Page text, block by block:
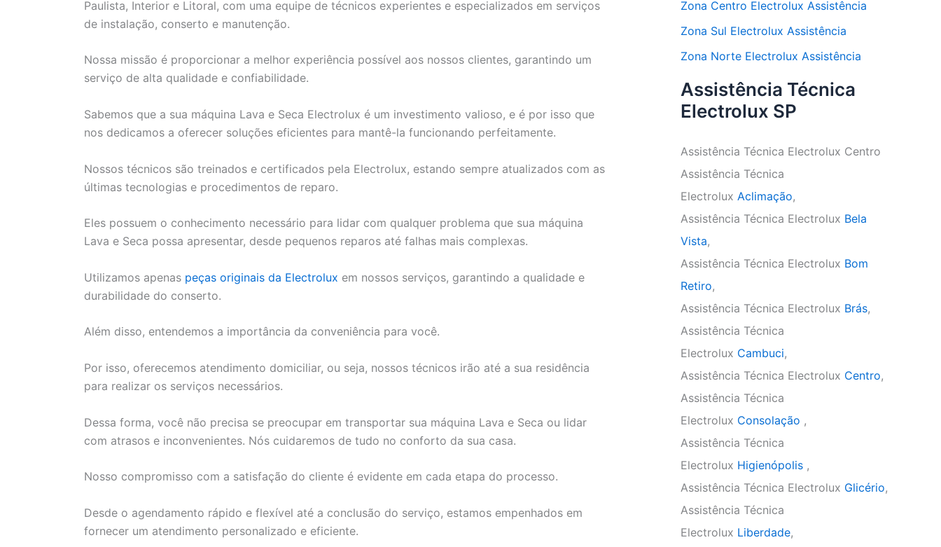
Paulista, Interior e Litoral, com uma equipe de técnicos experientes e especializados em serviços
de instalação, conserto e manutenção.
Nossa missão é proporcionar a melhor experiência possível aos nossos clientes, garantindo um
serviço de alta qualidade e confiabilidade.
Sabemos que a sua máquina Lava e Seca Electrolux é um investimento valioso, e é por isso que
nos dedicamos a oferecer soluções eficientes para mantê-la funcionando perfeitamente.
Nossos técnicos são treinados e certificados pela Electrolux, estando sempre atualizados com as
últimas tecnologias e procedimentos de reparo.
Eles possuem o conhecimento necessário para lidar com qualquer problema que sua máquina
Lava e Seca possa apresentar, desde pequenos reparos até falhas mais complexas.
Utilizamos apenas peças originais da Electrolux em nossos serviços, garantindo a qualidade e
durabilidade do conserto.
Além disso, entendemos a importância da conveniência para você.
Por isso, oferecemos atendimento domiciliar, ou seja, nossos técnicos irão até a sua residência
para realizar os serviços necessários.
Dessa forma, você não precisa se preocupar em transportar sua máquina Lava e Seca ou lidar
com atrasos e inconvenientes. Nós cuidaremos de tudo no conforto da sua casa.
Nosso compromisso com a satisfação do cliente é evidente em cada etapa do processo.
Desde o agendamento rápido e flexível até a conclusão do serviço, estamos empenhados em
fornecer um atendimento personalizado e eficiente.
Zona Centro Electrolux Assistência
Zona Sul Electrolux Assistência
Zona Norte Electrolux Assistência
Assistência Técnica
Electrolux SP
Assistência Técnica Electrolux Centro
Assistência Técnica
Electrolux Aclimação,
Assistência Técnica Electrolux Bela
Vista,
Assistência Técnica Electrolux Bom
Retiro,
Assistência Técnica Electrolux Brás,
Assistência Técnica
Electrolux Cambuci,
Assistência Técnica Electrolux Centro,
Assistência Técnica
Electrolux Consolação ,
Assistência Técnica
Electrolux Higienópolis ,
Assistência Técnica Electrolux Glicério,
Assistência Técnica
Electrolux Liberdade,